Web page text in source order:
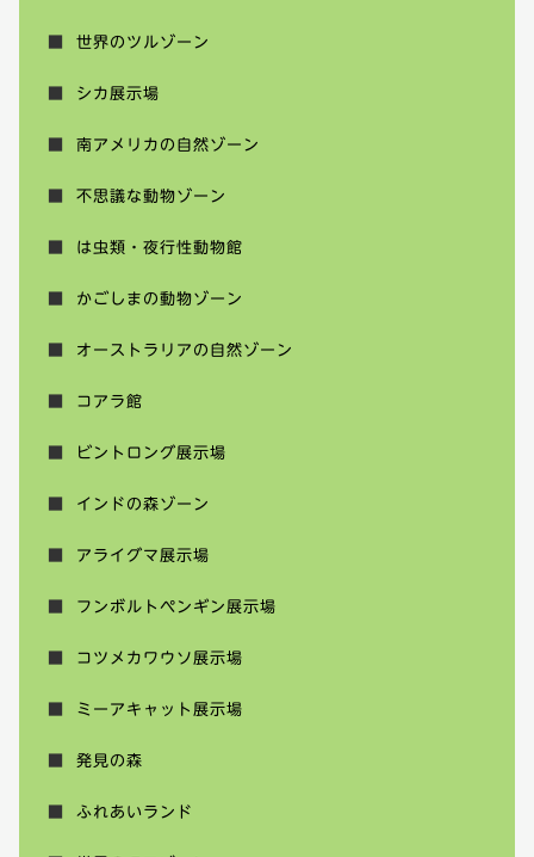
世界のツルゾーン
シカ展示場
南アメリカの自然ゾーン
不思議な動物ゾーン
は虫類・夜行性動物館
かごしまの動物ゾーン
オーストラリアの自然ゾーン
コアラ館
ビントロング展示場
インドの森ゾーン
アライグマ展示場
フンボルトペンギン展示場
コツメカワウソ展示場
ミーアキャット展示場
発見の森
ふれあいランド